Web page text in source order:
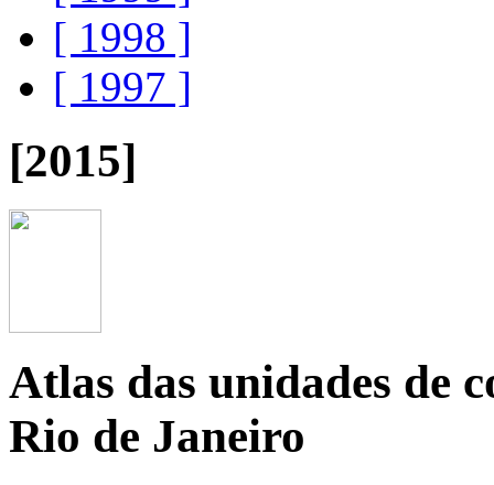
[ 1998 ]
[ 1997 ]
[2015]
Atlas das unidades de
Rio de Janeiro